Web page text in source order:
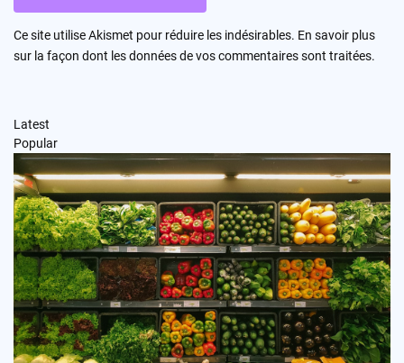
Ce site utilise Akismet pour réduire les indésirables. En savoir plus
sur la façon dont les données de vos commentaires sont traitées.
Latest
Popular